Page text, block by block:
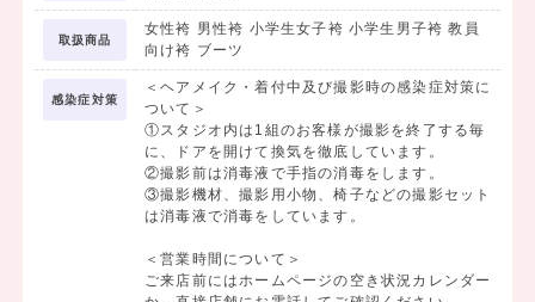
着物＆袴レンタル料金より2,000円OFF！
※撮影をしない方は、レンタルご利用料金:20,000円(税込
22,000円)を除く合計金額が
30,000円(税込33,000円)以上の方が対象
※割引クーポンは併用不可
・・・・・・・・・・・・・・・・・・・・・・
①撮影料ー平日500円(税込550円・商品代別途)
土日祝日追加料金5,000円(税込5,500円)
取扱商品
女性袴 男性袴 小学生女子袴 小学生男子袴 教員
向け袴 ブーツ
感染症対策
＜ヘアメイク・着付中及び撮影時の感染症対策に
ついて＞
①スタジオ内は1組のお客様が撮影を終了する毎
に、ドアを開けて換気を徹底しています。
②撮影前は消毒液で手指の消毒をします。
③撮影機材、撮影用小物、椅子などの撮影セット
は消毒液で消毒をしています。
＜営業時間について＞
ご来店前にはホームページの空き状況カレンダー